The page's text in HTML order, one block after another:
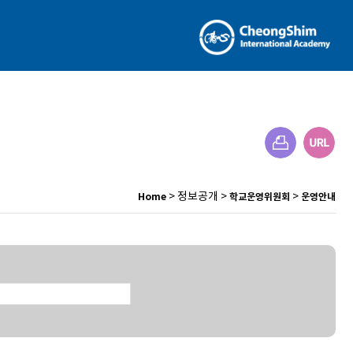
Home > 정보공개 > 학교운영위원회 > 운영안내